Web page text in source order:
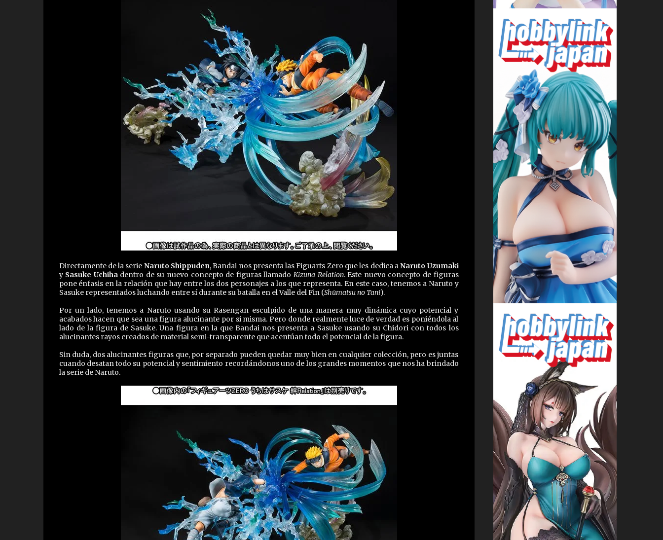
Directamente de la serie Naruto Shippuden, Bandai nos presenta las Figuarts Zero que les dedica aNaruto Uzumaki
y Sasuke Uchihadentro de su nuevo concepto de figuras llamado Kizuna Relation. Este nuevo concepto de figuras
pone énfasis en la relación que hay entre los dos personajes a los que representa. En este caso, tenemos a Naruto y
Sasuke representados luchando entre sí durante su batalla en el Valle del Fin (Shūmatsu no Tani).
Por un lado, tenemos a Naruto usando su Rasengan esculpido de una manera muy dinámica cuyo potencial y
acabados hacen que sea una figura alucinante por si misma. Pero donde realmente luce de verdad es poniéndola al
lado de la figura de Sasuke. Una figura en la que Bandai nos presenta a Sasuke usando su Chidori con todos los
alucinantes rayos creados de material semi-transparente que acentúan todo el potencial de la figura.
Sin duda, dos alucinantes figuras que, por separado pueden quedar muy bien en cualquier colección, pero es juntas
cuando desatan todo su potencial y sentimiento recordándonos uno de los grandes momentos que nos ha brindado
la serie de Naruto.